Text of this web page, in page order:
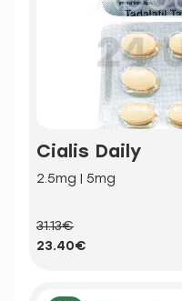
Cialis Daily
2.5mg | 5mg
31.13€
23.40€